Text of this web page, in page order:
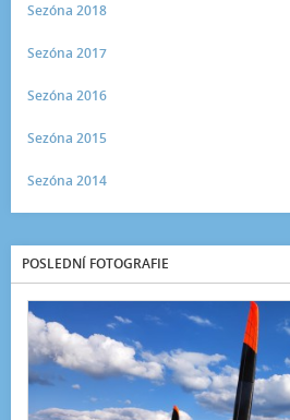
Sezóna 2018
Sezóna 2017
Sezóna 2016
Sezóna 2015
Sezóna 2014
POSLEDNÍ FOTOGRAFIE